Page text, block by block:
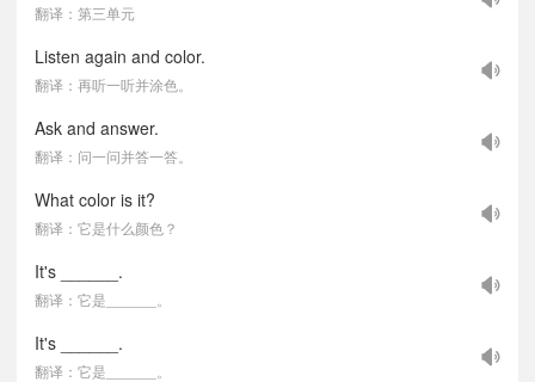
翻译：第三单元
Listen again and color.
翻译：再听一听并涂色。
Ask and answer.
翻译：问一问并答一答。
What color is it?
翻译：它是什么颜色？
It's ______.
翻译：它是______。
It's ______.
翻译：它是______。